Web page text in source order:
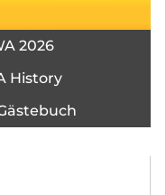
2026
History